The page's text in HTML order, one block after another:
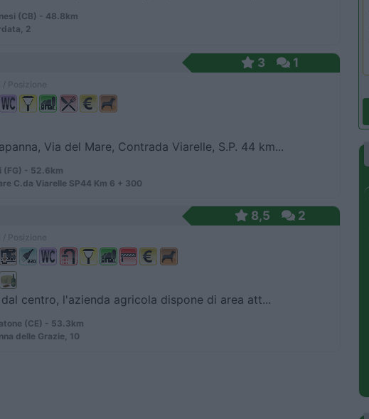
(CB) - 48.8km
2
3 1
Via del Mare, Contrada Viarelle, S.P. 44 km...
(FG) - 52.6km
C.da Viarelle SP44 Km 6 + 300
8,5 2
centro, l'azienda agricola dispone di area att...
(CE) - 53.3km
delle Grazie, 10